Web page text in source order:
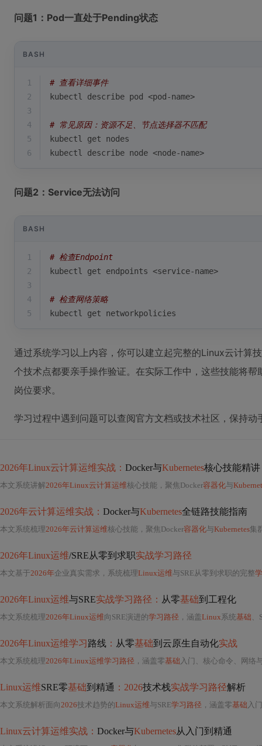
问题1：Pod一直处于Pending状态
BASH
1
# 查看详细事件
2
kubectl describe pod <pod-name>
3
4
# 常见原因：资源不足、节点选择器不匹配
5
kubectl get nodes
6
kubectl describe node <node-name>
问题2：Service无法访问
BASH
1
# 检查Endpoint
2
kubectl get endpoints <service-name>
3
4
# 检查网络策略
5
kubectl get networkpolicies
通过系统学习以上内容，你可以建立起完整的Linux云计算
个技术点都要亲手操作验证。在实际工作中，这些技能将
岗位要求。
学习过程中遇到问题可以查阅官方文档或技术社区，保持
2026年Linux云计算运维实战： Docker与Kubernetes核心技能精讲
本文系统讲解2026年Linux云计算运维核心技能，聚焦Docker容器化与
2026年云计算运维实战： Docker与Kubernetes全链路技能指南
本文系统梳理2026年云计算运维核心技能，聚焦Docker容器化与Kubernetes集
2026年Linux运维/SRE从零到求职实战学习路径
本文基于2026年企业真实需求，系统梳理Linux运维与SRE从零到求职的完整
2026年Linux运维与SRE实战学习路径： 从零基础到工程化
本文系统梳理2026年Linux运维向SRE演进的学习路径 ，涵盖 Linux系统基础 、
2026年Linux运维学习 路线 ： 从零基础到云原生自动化实战
本文系统梳理2026年Linux运维学习路径 ，涵盖零基础 入门、核心命令、网络
Linux运维SRE零基础到精通 ：2026技术栈实战学习路径解析
本文系统解析面向2026技术趋势的Linux运维与SRE学习路径 ，涵盖零基础 入
Linux云计算运维实战： Docker与Kubernetes从入门到精通